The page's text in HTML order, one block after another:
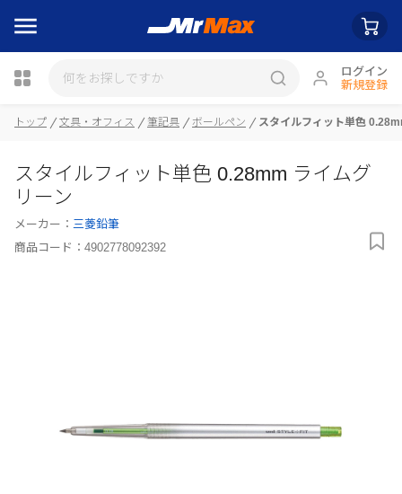
ログイン
新規登録
トップ 文具・オフィス 筆記具 ボールペン スタイルフィット単色
スタイルフィット単色 0.28mm ライムグ
リーン
メーカー： 三菱鉛筆
商品コード： 4902778092392